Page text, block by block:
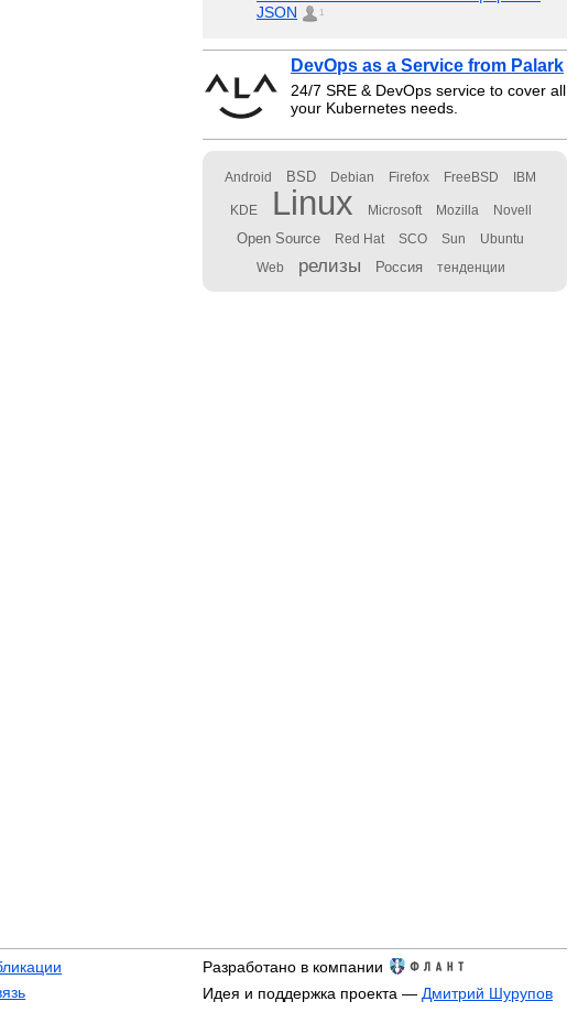
JSON
1
DevOps as a Service from Palark
24/7 SRE & DevOps service to cover all
your Kubernetes needs.
Android BSD Debian Firefox FreeBSD IBM
KDE Linux Microsoft Mozilla Novell
Open Source Red Hat SCO Sun Ubuntu
Web релизы Россия тенденции
Разработано в компании
Идея и поддержка проекта — Дмитрий Шурупов